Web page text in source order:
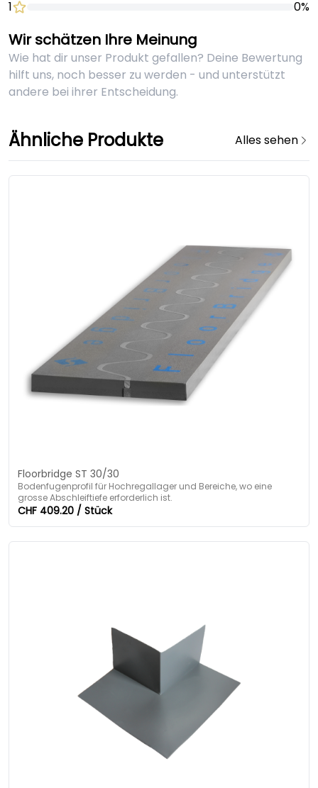
1
0%
Wir schätzen Ihre Meinung
Wie hat dir unser Produkt gefallen? Deine Bewertung
hilft uns, noch besser zu werden - und unterstützt
andere bei ihrer Entscheidung.
Ähnliche Produkte Alles sehen
Floorbridge ST 30/30
Bodenfugenprofil für Hochregallager und Bereiche, wo eine
grosse Abschleiftiefe erforderlich ist.
CHF 409.20 / Stück